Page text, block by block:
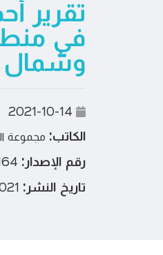
تقرير
في
وشمال
الكاتب: مجموعة
رقم الإصدار:
تاريخ النشر: